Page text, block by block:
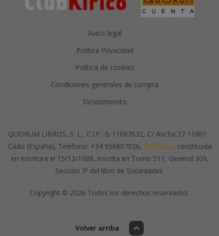
Aviso legal
Política Privacidad
Política de cookies
Condiciones generales de compra
Desistimiento
QUORUM LIBROS, S. L., C.I.F.: B-11087632, C/ Ancha,27 11001 -
Cádiz (España), Teléfono: +34 956807026, Contacto, constituida
en escritura el 15/12/1988, inscrita en Tomo 511, General 309,
Sección 3ª del libro de Sociedades.
Copyright © 2026 Todos los derechos reservados.
Volver arriba